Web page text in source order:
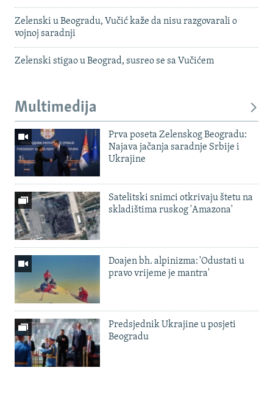
Zelenski u Beogradu, Vučić kaže da nisu razgovarali o
vojnoj saradnji
Zelenski stigao u Beograd, susreo se sa Vučićem
Multimedija
Prva poseta Zelenskog Beogradu:
Najava jačanja saradnje Srbije i
Ukrajine
Satelitski snimci otkrivaju štetu na
skladištima ruskog 'Amazona'
Doajen bh. alpinizma: 'Odustati u
pravo vrijeme je mantra'
Predsjednik Ukrajine u posjeti
Beogradu